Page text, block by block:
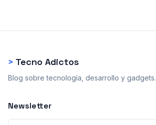
> Tecno Adictos
Blog sobre tecnología, desarrollo y gadgets.
Newsletter